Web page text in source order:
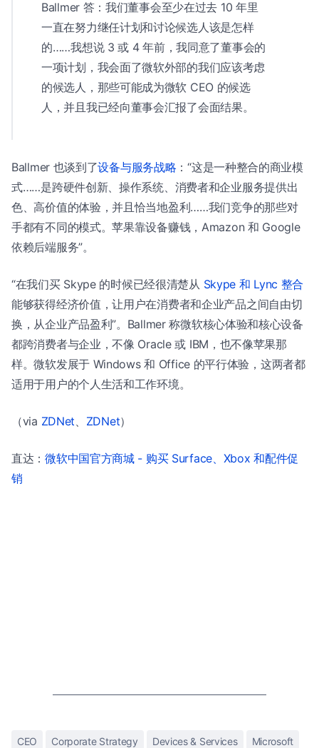
Ballmer 答：我们董事会至少在过去 10 年里
一直在努力继任计划和讨论候选人该是怎样
的……我想说 3 或 4 年前，我同意了董事会的
一项计划，我会面了微软外部的我们应该考虑
的候选人，那些可能成为微软 CEO 的候选
人，并且我已经向董事会汇报了会面结果。
Ballmer 也谈到了设备与服务战略 ：“这是一种整合的商业模
式……是跨硬件创新、操作系统、消费者和企业服务提供出
色、高价值的体验，并且恰当地盈利……我们竞争的那些对
手都有不同的模式。苹果靠设备赚钱，Amazon 和 Google
依赖后端服务”。
“在我们买 Skype 的时候已经很清楚从 Skype 和 Lync 整合
能够获得经济价值，让用户在消费者和企业产品之间自由切
换，从企业产品盈利”。Ballmer 称微软核心体验和核心设备
都跨消费者与企业，不像 Oracle 或 IBM，也不像苹果那
样。微软发展于 Windows 和 Office 的平行体验，这两者都
适用于用户的个人生活和工作环境。
（via ZDNet、 ZDNet）
直达：微软中国官方商城 - 购买 Surface、Xbox 和配件促
销
CEO Corporate Strategy Devices & Services Microsoft